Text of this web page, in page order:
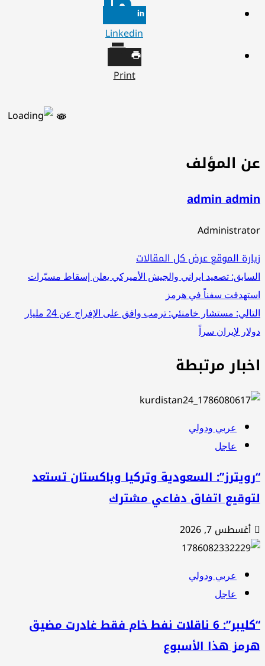
Linkedin
Print
المؤلف
admin
الموقععرض كل المقالات
تصعيد ايراني والجيش الأميركي يعلن إسقاط مسيّرات
سفناً في هرمز
مستشار خامنئي: ترمب وافق على الإفراج عن 24 مليار
لإيران سراً
مرتبطة
عربي ودولي
عاجل
السعودية وتركيا وباكستان تستعد
اتفاق دفاعي مشترك
أغسطس 7, 2026
عربي ودولي
عاجل
“كليبر”: 6 ناقلات نفط خام فقط غادرت مضيق
هذا الأسبوع